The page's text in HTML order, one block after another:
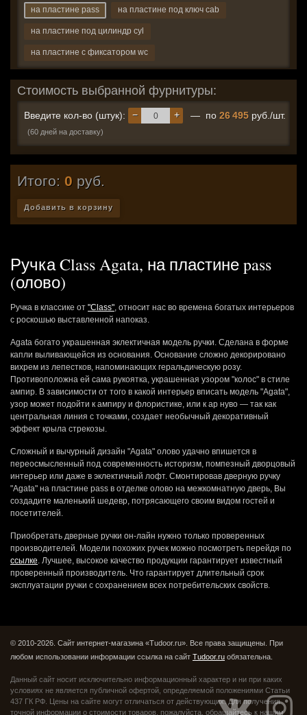
на пластине pass на пластине под ключ cab
на пластине под цилиндр cyl
на пластине с фиксатором wc
Стоимость выбранной фурнитуры:
Введите кол-во (штук): +
− — по 26 495 руб./шт.
(60 дней на доставку)
Итого: 0 руб.
Добавить в корзину
Ручка Class Agata, на пластине pass
(олово)
Ручка в классике от "Class", относит нас во времена богатых интерьеров
с роскошью выставленной напоказ.
Agata богато украшенная эклектичная модель ручки. Сделана в форме
капли выливающейся из основания. Основание сложно декорировано
вихрем из лепестков, напоминающих геральдическую розу.
Противоположна ей сама рукоятка, украшенная узором "колос" в стиле
ампир. В зависимости от того в какой интерьер вписать модель "Agata",
узор может подойти к ампиру и флористике, или к ар нуво — так как
центральная линия с точками, создает необычный декоративный
эффект крыла стрекозы.
Сложный и вычурный дизайн "Agata" олово удачно впишется в
переосмысленный под современность историзм, помпезный дворцовый
интерьер или даже в эклектичный лофт. Смонтировав дверную ручку
"Agata" на пластине pass в отделке олово на межкомнатную дверь, Вы
создадите маленький шедевр, потрясающего своим видом гостей и
посетителей.
Приобретать дверные ручки он-лайн нужно только проверенных
производителей. Модели похожих ручек можно посмотреть перейдя по
ссылке. Лучшее, высокое качество продукции гарантирует известный
проверенный производитель. Что гарантирует длительный срок
эксплуатации ручки с сохранением всех потребительских свойств.
© 2010-2026. Сайт интернет-магазина «Tudoor.ru». Все права защищены. При
любом использовании информации ссылка на сайт Tudoor.ru обязательна.
Данный сайт носит исключительно информационный характер и ни при каких
условиях не является публичной офертой, определяемой положениями Статьи
437 ГК РФ. Цены на сайте могут отличаться от действующих. Для получения
точной информации о стоимости товаров, пожалуйста, обращайтесь к нашим